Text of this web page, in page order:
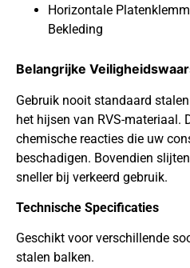
Horizontale
Bekleding
Belangrijke
Gebruik nooit standaard
het hijsen van RVS-materiaal.
chemische reacties die uw
beschadigen. Bovendien
sneller bij verkeerd gebruik.
Technische Specificaties
Geschikt voor verschillende
stalen balken.